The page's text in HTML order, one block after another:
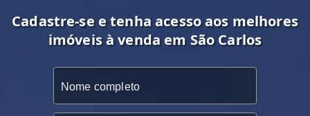
Cadastre-se e tenha acesso aos melhores
imóveis à venda em São Carlos